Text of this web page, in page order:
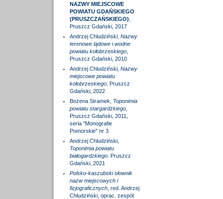
NAZWY MIEJSCOWE
POWIATU GDAŃSKIEGO
(PRUSZCZAŃSKIEGO)
Pruszcz Gdański, 2017
Andrzej Chludziński, Nazwy
terenowe lądowe i wodne
powiatu kołobrzeskiego,
Pruszcz Gdański, 2010
Andrzej Chludziński, Nazwy
miejscowe powiatu
kołobrzeskiego, Pruszcz
Gdański, 2022
Bożena Stramek,
Toponimia
powiatu stargardzkiego,
Pruszcz Gdański, 2011,
seria "Monografie
Pomorskie" nr 3
Andrzej Chludziński,
Toponimia powiatu
białogardzkiego. Pruszcz
Gdański, 2021
Polsko-kaszubski słownik
nazw miejscowych i
fizjograficznych, red. Andrzej
Chludziński, oprac. zespół: